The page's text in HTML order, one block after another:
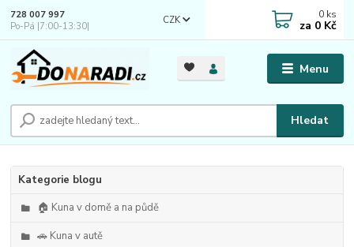
Menu
CZK
Hledat
728 007 997
Po-Pá |7:00-13:30|
0 ks
za 0 Kč
Kategorie blogu
🏠 Kuna v domě a na půdě
🚗 Kuna v autě